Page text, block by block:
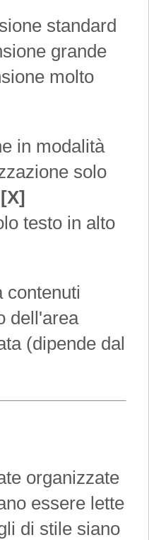
standard
grande
molto
in modalità
solo
[X]
testo in alto
contenuti
dell'area
(dipende dal
organizzate
essere lette
di stile siano